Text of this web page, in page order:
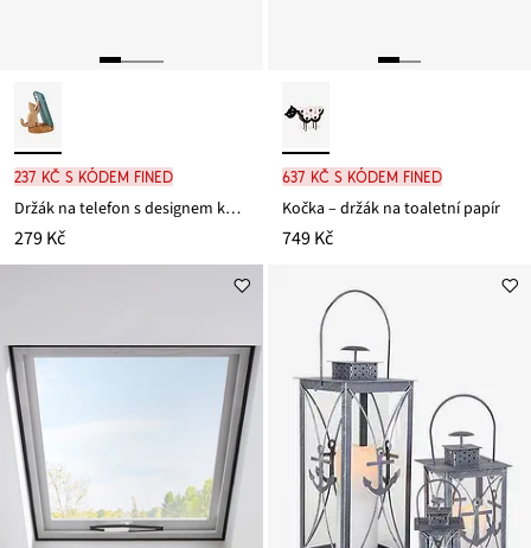
237 Kč s kódem FINED
Držák na telefon s designem kočky
279 Kč
637 Kč s kódem FINED
Kočka – držák na toaletní papír
749 Kč